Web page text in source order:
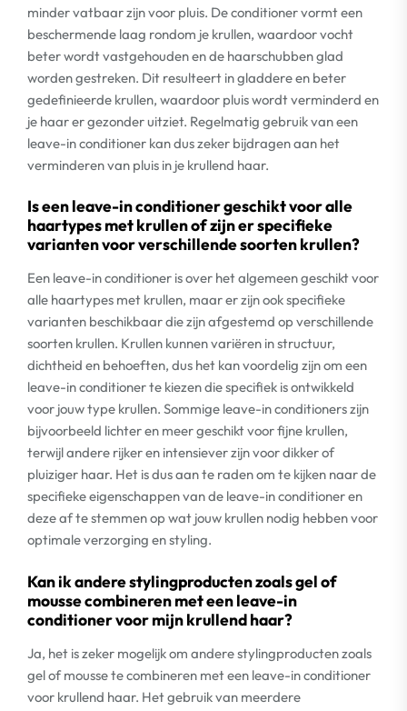
minder vatbaar zijn voor pluis. De conditioner vormt een
beschermende laag rondom je krullen, waardoor vocht
beter wordt vastgehouden en de haarschubben glad
worden gestreken. Dit resulteert in gladdere en beter
gedefinieerde krullen, waardoor pluis wordt verminderd en
je haar er gezonder uitziet. Regelmatig gebruik van een
leave-in conditioner kan dus zeker bijdragen aan het
verminderen van pluis in je krullend haar.
Is een leave-in conditioner geschikt voor alle
haartypes met krullen of zijn er specifieke
varianten voor verschillende soorten krullen?
Een leave-in conditioner is over het algemeen geschikt voor
alle haartypes met krullen, maar er zijn ook specifieke
varianten beschikbaar die zijn afgestemd op verschillende
soorten krullen. Krullen kunnen variëren in structuur,
dichtheid en behoeften, dus het kan voordelig zijn om een
leave-in conditioner te kiezen die specifiek is ontwikkeld
voor jouw type krullen. Sommige leave-in conditioners zijn
bijvoorbeeld lichter en meer geschikt voor fijne krullen,
terwijl andere rijker en intensiever zijn voor dikker of
pluiziger haar. Het is dus aan te raden om te kijken naar de
specifieke eigenschappen van de leave-in conditioner en
deze af te stemmen op wat jouw krullen nodig hebben voor
optimale verzorging en styling.
Kan ik andere stylingproducten zoals gel of
mousse combineren met een leave-in
conditioner voor mijn krullend haar?
Ja, het is zeker mogelijk om andere stylingproducten zoals
gel of mousse te combineren met een leave-in conditioner
voor krullend haar. Het gebruik van meerdere